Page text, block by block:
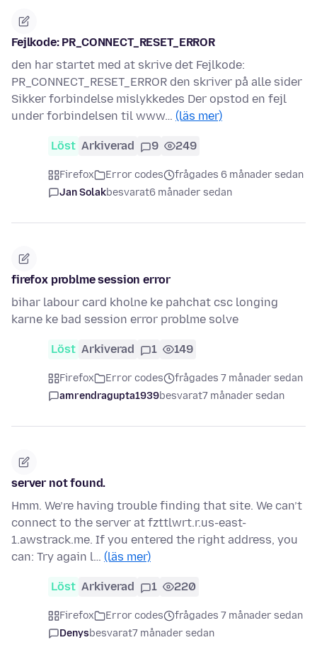
Fejlkode: PR_CONNECT_RESET_ERROR
den har startet med at skrive det Fejlkode:
PR_CONNECT_RESET_ERROR den skriver på alle sider
Sikker forbindelse mislykkedes Der opstod en fejl
under forbindelsen til www… (läs mer)
Löst Arkiverad 9 249
Firefox Error codes
frågades 6 månader sedan
Jan Solakbesvarat6 månader sedan
firefox problme session error
bihar labour card kholne ke pahchat csc longing
karne ke bad session error problme solve
Löst Arkiverad 1 149
Firefox Error codes
frågades 7 månader sedan
amrendragupta1939besvarat7 månader sedan
server not found.
Hmm. We’re having trouble finding that site. We can’t
connect to the server at fzttlwrt.r.us-east-
1.awstrack.me. If you entered the right address, you
can: Try again l… (läs mer)
Löst Arkiverad 1 220
Firefox Error codes
frågades 7 månader sedan
Denysbesvarat7 månader sedan